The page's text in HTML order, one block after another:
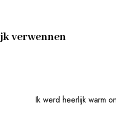
verwennen
Ik werd heerlijk warm